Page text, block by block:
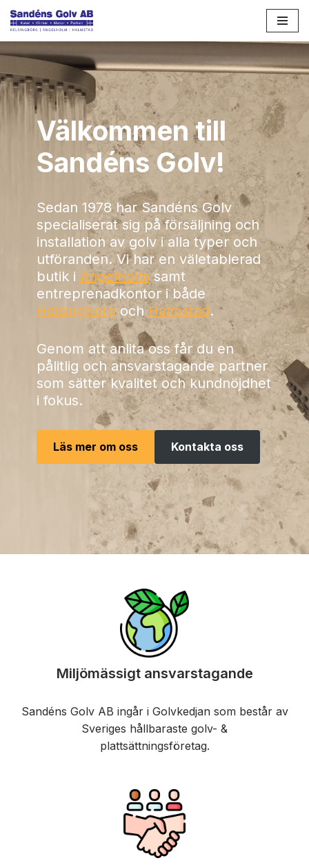
till
innehåll
Välkommen till
Sandéns Golv!
Sedan 1978 har Sandéns Golv
specialiserat sig på försäljning och
installation av golv i alla typer och
utföranden. Vi har en väletablerad
butik i Ängelholmsamt
entreprenadkontor i både
HelsingborgochHalmstad.
Genom att anlita oss får du en
pålitlig och ansvarstagande partner
som sätter kvalitet och kundnöjdhet
i fokus.
Läs mer om oss Kontakta oss
Miljömässigt ansvarstagande
Sandéns Golv AB ingår i Golvkedjan som består av
Sveriges hållbaraste golv- &
plattsättningsföretag.